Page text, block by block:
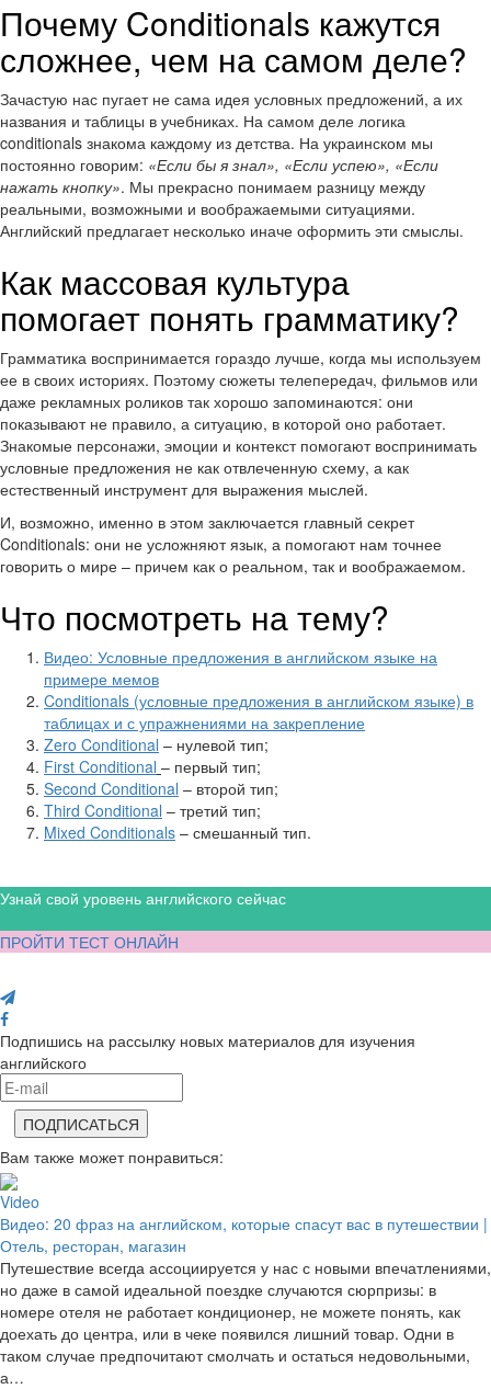
Почему Conditionals кажутся
сложнее, чем на самом деле?
Зачастую нас пугает не сама идея условных предложений, а их
названия и таблицы в учебниках. На самом деле логика
conditionals знакома каждому из детства. На украинском мы
постоянно говорим: «Если бы я знал», «Если успею», «Если
нажать кнопку». Мы прекрасно понимаем разницу между
реальными, возможными и воображаемыми ситуациями.
Английский предлагает несколько иначе оформить эти смыслы.
Как массовая культура
помогает понять грамматику?
Грамматика воспринимается гораздо лучше, когда мы используем
ее в своих историях. Поэтому сюжеты телепередач, фильмов или
даже рекламных роликов так хорошо запоминаются: они
показывают не правило, а ситуацию, в которой оно работает.
Знакомые персонажи, эмоции и контекст помогают воспринимать
условные предложения не как отвлеченную схему, а как
естественный инструмент для выражения мыслей.
И, возможно, именно в этом заключается главный секрет
Conditionals: они не усложняют язык, а помогают нам точнее
говорить о мире – причем как о реальном, так и воображаемом.
Что посмотреть на тему?
Видео: Условные предложения в английском языке на
примере мемов
Conditionals (условные предложения в английском языке) в
таблицах и с упражнениями на закрепление
Zero Conditional – нулевой тип;
First Conditional – первый тип;
Second Conditional – второй тип;
Third Conditional – третий тип;
Mixed Conditionals – смешанный тип.
Узнай свой уровень английского сейчас
ПРОЙТИ ТЕСТ ОНЛАЙН
Подпишись на рассылку новых материалов для изучения
английского
Вам также может понравиться:
Video
Видео: 20 фраз на английском, которые спасут вас в путешествии |
Отель, ресторан, магазин
Путешествие всегда ассоциируется у нас с новыми впечатлениями,
но даже в самой идеальной поездке случаются сюрпризы: в
номере отеля не работает кондиционер, не можете понять, как
доехать до центра, или в чеке появился лишний товар. Одни в
таком случае предпочитают смолчать и остаться недовольными,
а…